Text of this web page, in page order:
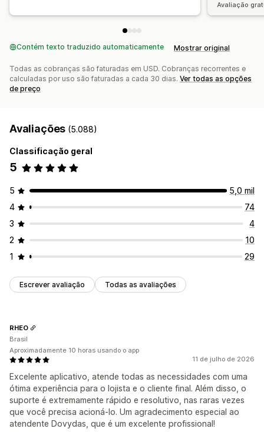
Análises
Taxas de conversão
Avaliação
Contém texto traduzido automaticamente Mostrar original
Todas as cobranças são faturadas em USD. Cobranças recorrentes e
calculadas por uso são faturadas a cada 30 dias. Ver todas as opções
de preço
Avaliações (5.088)
Classificação geral
5
5
5,0 mil
4
74
3
4
2
10
1
29
Escrever avaliação Todas as avaliações
11 de julho de 2026
Excelente aplicativo, atende todas as necessidades com uma
ótima experiência para o lojista e o cliente final. Além disso, o
suporte é extremamente rápido e resolutivo, nas raras vezes
que você precisa acioná-lo. Um agradecimento especial ao
atendente Dovydas, que é um excelente profissional!
RHEO
Brasil
Aproximadamente 10 horas usando o app